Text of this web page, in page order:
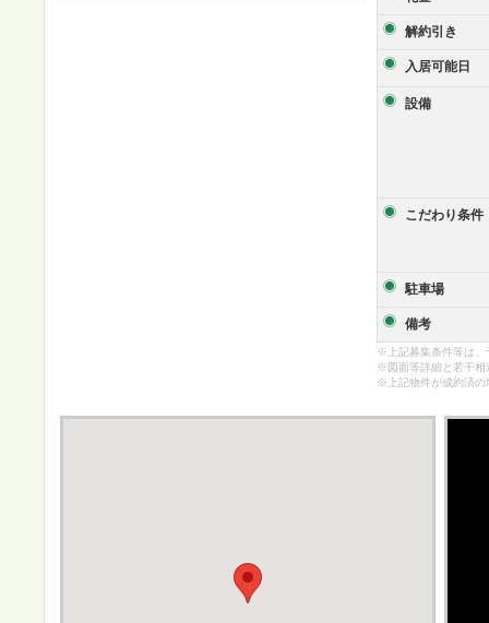
解約引き
入居可能日
設備
こだわり条件
駐車場
備考
※上記募集条件等は、
※図面等詳細と若干相
※上記物件が成約済の